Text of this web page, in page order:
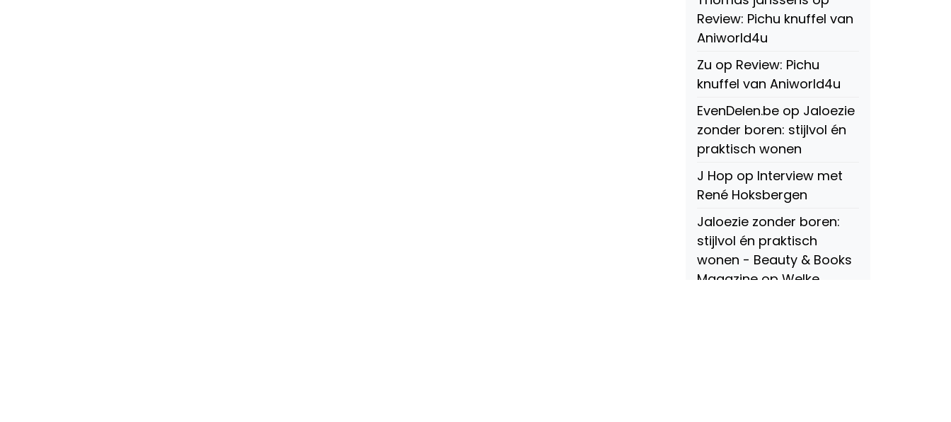
Review: Pichu knuffel van
Aniworld4u
Zu op Review: Pichu
knuffel van Aniworld4u
EvenDelen.be op Jaloezie
zonder boren: stijlvol én
praktisch wonen
J Hop op Interview met
René Hoksbergen
Jaloezie zonder boren:
stijlvol én praktisch
wonen - Beauty & Books
Magazine op Welke